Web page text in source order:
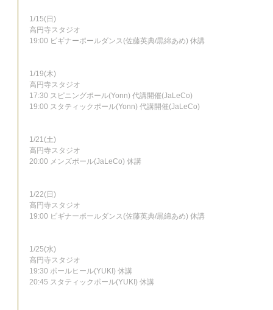
1/15(日)
高円寺スタジオ
19:00 ビギナーポールダンス(佐藤英典/黒綿あめ) 休講
1/19(木)
高円寺スタジオ
17:30 スピニングポール(Yonn) 代講開催(JaLeCo)
19:00 スタティックポール(Yonn) 代講開催(JaLeCo)
1/21(土)
高円寺スタジオ
20:00 メンズポール(JaLeCo) 休講
1/22(日)
高円寺スタジオ
19:00 ビギナーポールダンス(佐藤英典/黒綿あめ) 休講
1/25(水)
高円寺スタジオ
19:30 ポールヒール(YUKI) 休講
20:45 スタティックポール(YUKI) 休講